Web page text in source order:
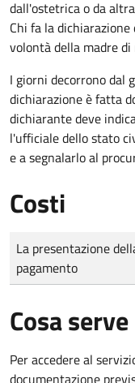
dall'ostetrica o da
Chi fa la
volontà della madre
I giorni decorrono dal
dichiarazione è fatta
dichiarante deve
l'ufficiale dello stato
e a segnalarlo al
Costi
Tipo di pagamento
Importo
La presentazione
pagamento
Cosa serve
Per accedere al
documentazione